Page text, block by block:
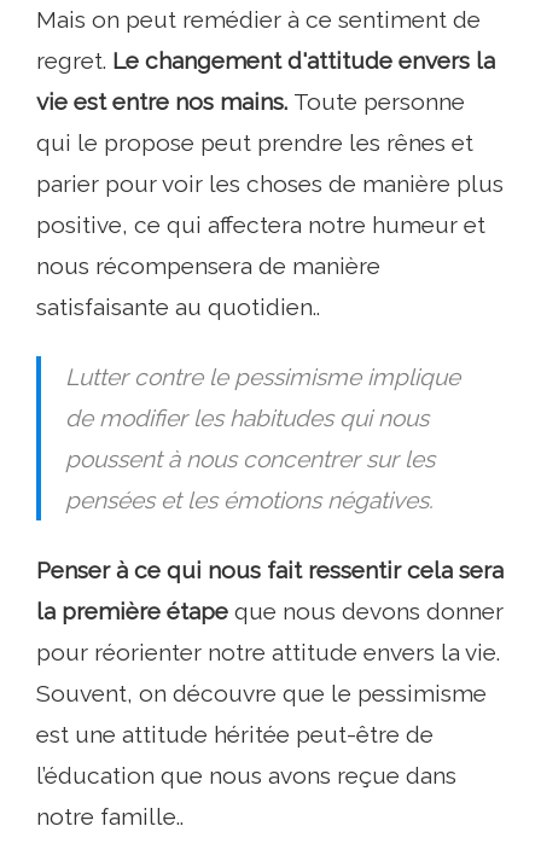
Mais on peut remédier à ce sentiment de
regret. Le changement d'attitude envers la
vie est entre nos mains. Toute personne
qui le propose peut prendre les rênes et
parier pour voir les choses de manière plus
positive, ce qui affectera notre humeur et
nous récompensera de manière
satisfaisante au quotidien..
Lutter contre le pessimisme implique
de modifier les habitudes qui nous
poussent à nous concentrer sur les
pensées et les émotions négatives.
Penser à ce qui nous fait ressentir cela sera
la première étape que nous devons donner
pour réorienter notre attitude envers la vie.
Souvent, on découvre que le pessimisme
est une attitude héritée peut-être de
l’éducation que nous avons reçue dans
notre famille..